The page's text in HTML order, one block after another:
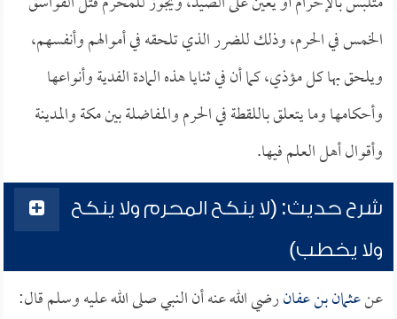
الخمس في الحرم، وذلك للضرر الذي تلحقه في أموالهم وأنفسهم،
ويلحق بها كل مؤذي، كما أن في ثنايا هذه المادة الفدية وأنواعها
وأحكامها وما يتعلق باللقطة في الحرم والمفاضلة بين مكة والمدينة
وأقوال أهل العلم فيها.
شرح حديث: (لا ينكح المحرم ولا ينكح
ولا يخطب)
عنعثمان بن عفانرضي الله عنه أن النبي صلى الله عليه وسلم قال: